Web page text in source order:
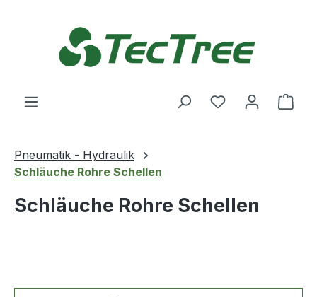
Du hast 0
Pneumatik - Hydraulik
Schläuche Rohre Schellen
Schläuche Rohre Schellen